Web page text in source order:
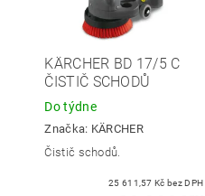
KÄRCHER BD 17/5 C
ČISTIČ SCHODŮ
Do týdne
Značka: KÄRCHER
Čistič schodů.
25 611,57 Kč bez DPH